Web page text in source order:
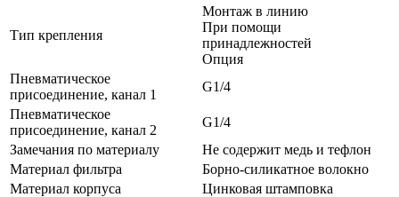
Тип крепления
Монтаж в линию
При помощи
принадлежностей
Опция
Пневматическое
присоединение, канал 1
G1/4
Пневматическое
присоединение, канал 2
G1/4
Замечания по материалу
Не содержит медь и тефлон
Материал фильтра
Борно-силикатное волокно
Материал корпуса
Цинковая штамповка